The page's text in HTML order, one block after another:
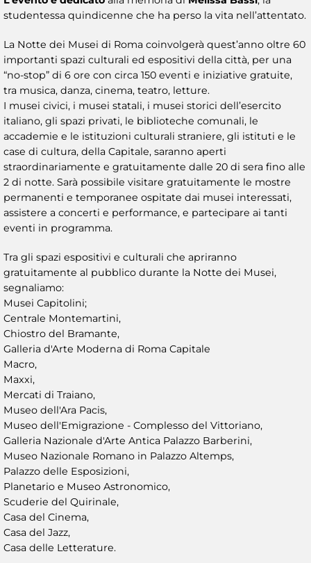
studentessa quindicenne che ha perso la vita nell’attentato.
La Notte dei Musei di Roma coinvolgerà quest’anno oltre 60
importanti spazi culturali ed espositivi della città, per una
“no-stop” di 6 ore con circa 150 eventi e iniziative gratuite,
tra musica, danza, cinema, teatro, letture.
I musei civici, i musei statali, i musei storici dell’esercito
italiano, gli spazi privati, le biblioteche comunali, le
accademie e le istituzioni culturali straniere, gli istituti e le
case di cultura, della Capitale, saranno aperti
straordinariamente e gratuitamente dalle 20 di sera fino alle
2 di notte. Sarà possibile visitare gratuitamente le mostre
permanenti e temporanee ospitate dai musei interessati,
assistere a concerti e performance, e partecipare ai tanti
eventi in programma.
Tra gli spazi espositivi e culturali che apriranno
gratuitamente al pubblico durante la Notte dei Musei,
segnaliamo:
Musei Capitolini;
Centrale Montemartini,
Chiostro del Bramante,
Galleria d'Arte Moderna di Roma Capitale
Macro,
Maxxi,
Mercati di Traiano,
Museo dell'Ara Pacis,
Museo dell'Emigrazione - Complesso del Vittoriano,
Galleria Nazionale d'Arte Antica Palazzo Barberini,
Museo Nazionale Romano in Palazzo Altemps,
Palazzo delle Esposizioni,
Planetario e Museo Astronomico,
Scuderie del Quirinale,
Casa del Cinema,
Casa del Jazz,
Casa delle Letterature.